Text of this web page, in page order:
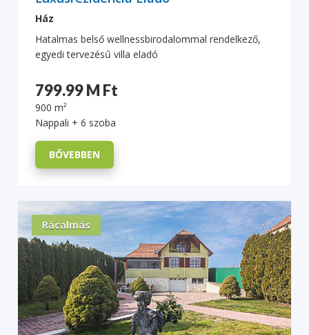
Ház
Hatalmas belső wellnessbirodalommal rendelkező,
egyedi tervezésű villa eladó
799.99 M Ft
900 m²
Nappali + 6 szoba
BŐVEBBEN
Rácalmás